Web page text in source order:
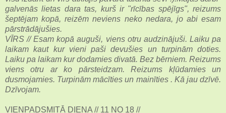
galvenās lietas dara tas, kurš ir "rīcības spējīgs", reizums
šeptējam kopā, reizēm neviens neko nedara, jo abi esam
pārstrādājušies.
VĪRS // Esam kopā auguši, viens otru audzinājuši. Laiku pa
laikam kaut kur vieni paši devušies un turpinām doties.
Laiku pa laikam kur dodamies divatā. Bez bērniem. Reizums
viens otru ar ko pārsteidzam. Reizums kļūdamies un
dusmojamies. Turpinām mācīties un mainīties . Kā jau dzīvē.
Dzīvojam.
VIENPADSMITĀ DIENA // 11 NO 18 //